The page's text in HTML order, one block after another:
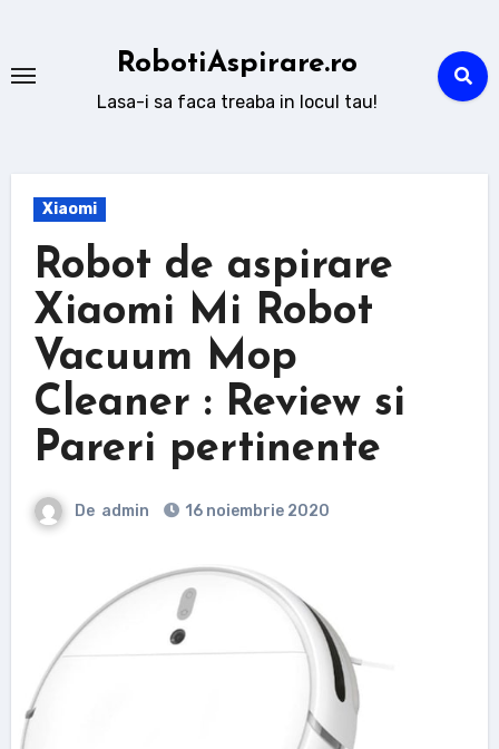
conținut
RobotiAspirare.ro
Lasa-i sa faca treaba in locul tau!
Xiaomi
Robot de aspirare
Xiaomi Mi Robot
Vacuum Mop
Cleaner : Review si
Pareri pertinente
De admin 16 noiembrie 2020